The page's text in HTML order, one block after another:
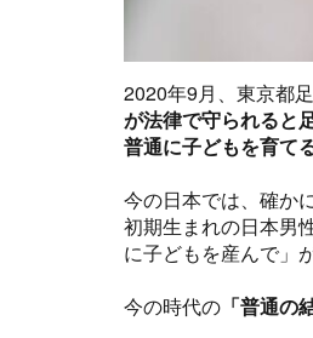
2020年9月、東京都
が法律で守られると
普通に子どもを育て
今の日本では、確か
初期生まれの日本男
に子どもを産んで」
今の時代の 「普通の